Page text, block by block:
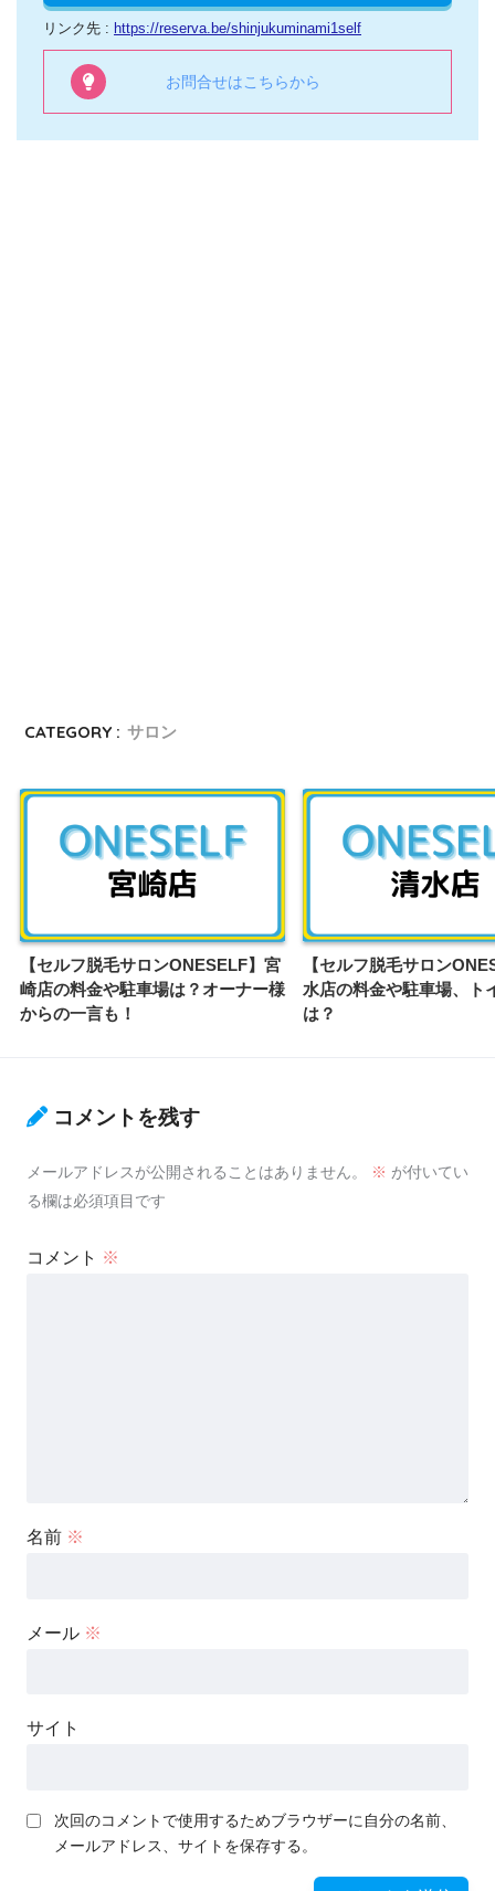
リンク先 : https://reserva.be/shinjukuminami1self
お問合せはこちらから
CATEGORY : サロン
【セルフ脱毛サロンONESELF】宮
崎店の料金や駐車場は？オーナー様
からの一言も！
【セルフ脱毛サロン
水店の料金や駐車場、ト
は？
コメントを残す
メールアドレスが公開されることはありません。 ※ が付いてい
る欄は必須項目です
コメント ※
名前 ※
メール ※
サイト
次回のコメントで使用するためブラウザーに自分の名前、
メールアドレス、サイトを保存する。